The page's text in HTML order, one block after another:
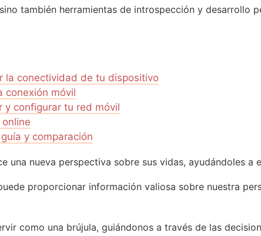
también herramientas de introspección y desarrollo
la conectividad de tu dispositivo
conexión móvil
y configurar tu red móvil
y comparación
una nueva perspectiva sobre sus vidas, ayudándoles
proporcionar información valiosa sobre nuestra
como una brújula, guiándonos a través de las